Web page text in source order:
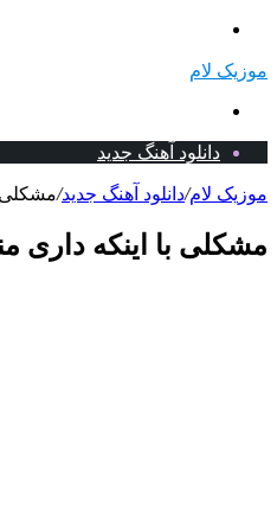
موزیک لام
دانلود آهنگ جدید
موزیک لام/دانلود آهنگ جدید/مشکلی
مشکلی با اینکه داری